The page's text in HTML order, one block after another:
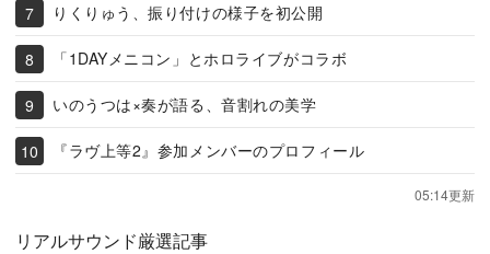
りくりゅう、振り付けの様子を初公開
「1DAYメニコン」とホロライブがコラボ
いのうつは×奏が語る、音割れの美学
『ラヴ上等2』参加メンバーのプロフィール
05:14更新
リアルサウンド厳選記事